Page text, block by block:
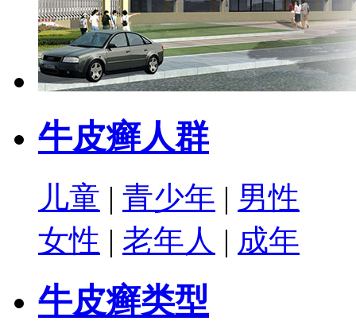
牛皮癣人群
儿童 | 青少年 | 男性
女性 | 老年人 | 成年
牛皮癣类型